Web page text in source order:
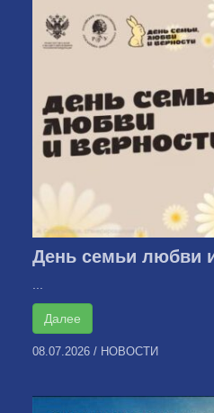
День семьи любви
Далее
08.07.2026 / НОВОСТИ